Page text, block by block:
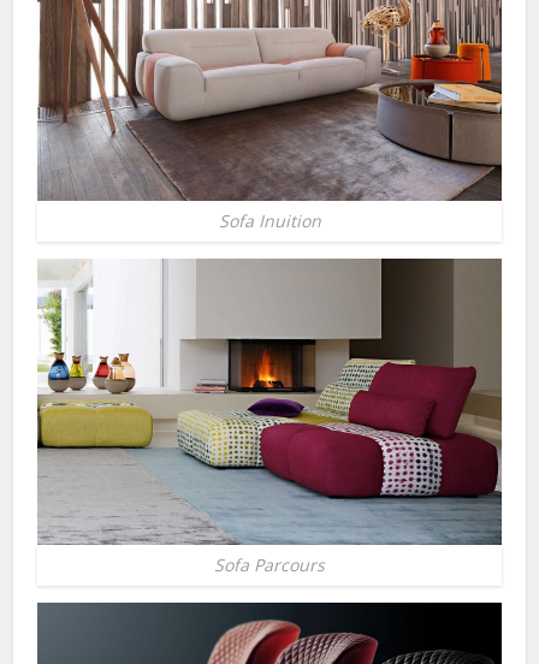
Sofa Inuition
Sofa Parcours